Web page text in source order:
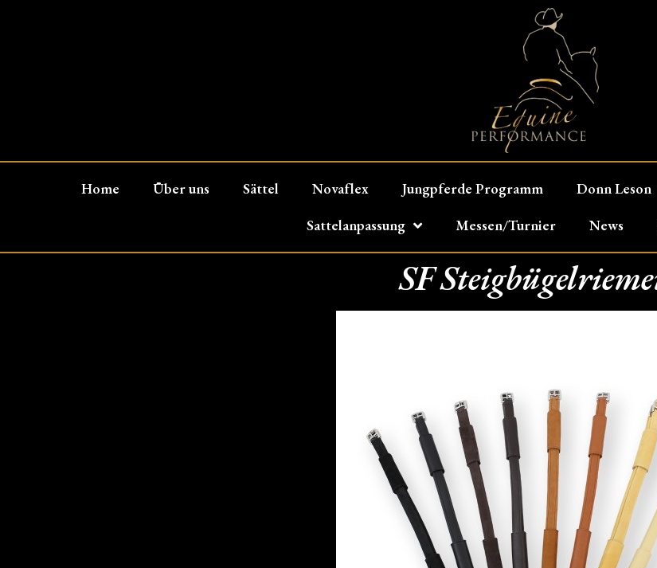
Home Über uns Sättel Novaflex Jungpferde Programm Donn Leson
Sattelanpassung
Messen/Turnier News
SF